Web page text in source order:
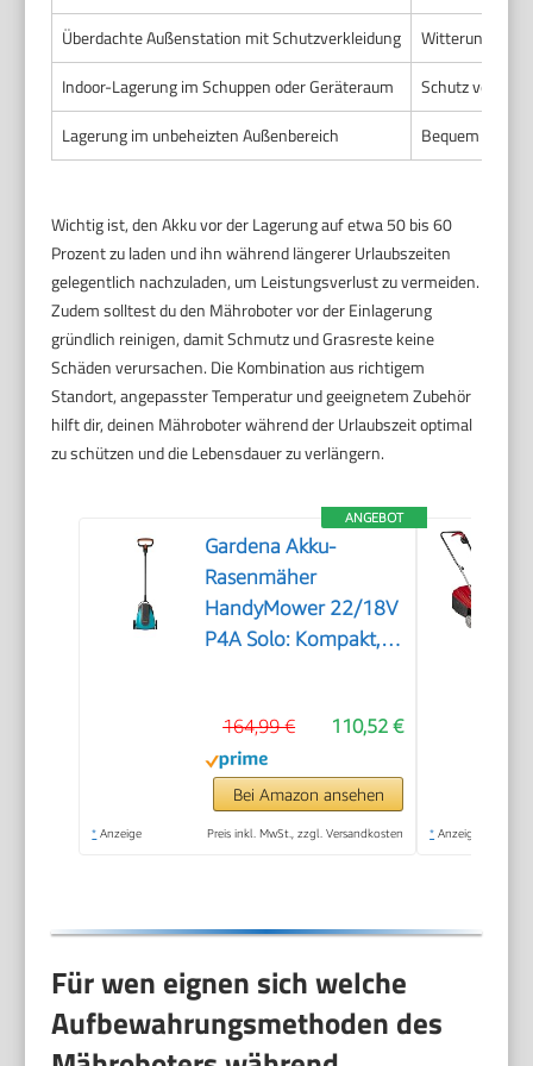
Überdachte Außenstation mit Schutzverkleidung
Indoor-Lagerung im Schuppen oder Geräteraum
Schutz vor
Lagerung im unbeheizten Außenbereich
Bequem und
Wichtig ist, den Akku vor der Lagerung auf etwa 50 bis 60
Prozent zu laden und ihn während längerer Urlaubszeiten
gelegentlich nachzuladen, um Leistungsverlust zu vermeiden.
Zudem solltest du den Mähroboter vor der Einlagerung
gründlich reinigen, damit Schmutz und Grasreste keine
Schäden verursachen. Die Kombination aus richtigem
Standort, angepasster Temperatur und geeignetem Zubehör
hilft dir, deinen Mähroboter während der Urlaubszeit optimal
zu schützen und die Lebensdauer zu verlängern.
ANGEBOT
Gardena Akku-
Rasenmäher
HandyMower 22/18V
P4A Solo: Kompakt,
Rasenflächen bis 50
m², Kabellos (14620-
55)
110,52 €
164,99 €
Bei Amazon ansehen
* Anzeige Preis inkl. MwSt., zzgl. Versandkosten * Anzeige
Für wen eignen sich welche
Aufbewahrungsmethoden des